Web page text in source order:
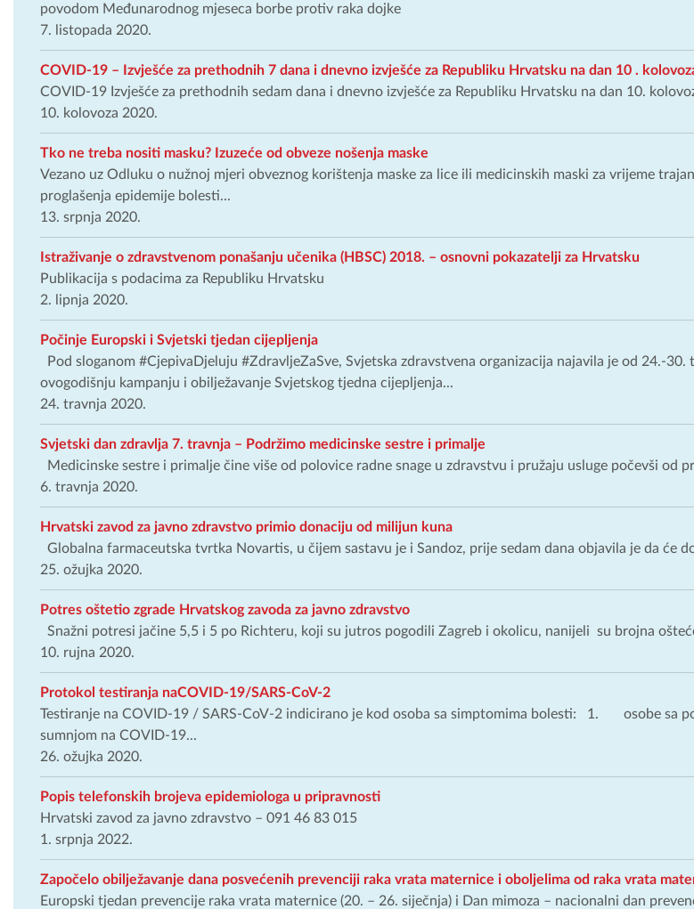
povodom Međunarodnog mjeseca borbe protiv raka dojke
7. listopada 2020.
COVID-19 – Izvješće za prethodnih 7 dana i dnevno izvješće za Republiku Hrvatsku na dan 10 .
COVID-19 Izvješće za prethodnih sedam dana i dnevno izvješće za Republiku Hrvatsku na dan 10.
10. kolovoza 2020.
Tko ne treba nositi masku? Izuzeće od obveze nošenja maske
Vezano uz Odluku o nužnoj mjeri obveznog korištenja maske za lice ili medicinskih maski za vrijeme
proglašenja epidemije bolesti...
13. srpnja 2020.
Istraživanje o zdravstvenom ponašanju učenika (HBSC) 2018. – osnovni pokazatelji za Hrvatsku
Publikacija s podacima za Republiku Hrvatsku
2. lipnja 2020.
Počinje Europski i Svjetski tjedan cijepljenja
Pod sloganom #CjepivaDjeluju #ZdravljeZaSve, Svjetska zdravstvena organizacija najavila je od 24.-30.
ovogodišnju kampanju i obilježavanje Svjetskog tjedna cijepljenja...
24. travnja 2020.
Svjetski dan zdravlja 7. travnja – Podržimo medicinske sestre i primalje
Medicinske sestre i primalje čine više od polovice radne snage u zdravstvu i pružaju usluge počevši od
6. travnja 2020.
Hrvatski zavod za javno zdravstvo primio donaciju od milijun kuna
Globalna farmaceutska tvrtka Novartis, u čijem sastavu je i Sandoz, prije sedam dana objavila je da će
25. ožujka 2020.
Potres oštetio zgrade Hrvatskog zavoda za javno zdravstvo
Snažni potresi jačine 5,5 i 5 po Richteru, koji su jutros pogodili Zagreb i okolicu, nanijeli su brojna
10. rujna 2020.
Protokol testiranja naCOVID-19/SARS-CoV-2
Testiranje na COVID-19 / SARS-CoV-2 indicirano je kod osoba sa simptomima bolesti: 1. osobe sa
sumnjom na COVID-19...
26. ožujka 2020.
Popis telefonskih brojeva epidemiologa u pripravnosti
Hrvatski zavod za javno zdravstvo – 091 46 83 015
1. srpnja 2022.
Započelo obilježavanje dana posvećenih prevenciji raka vrata maternice i oboljelima od raka vrata
Europski tjedan prevencije raka vrata maternice (20. – 26. siječnja) i Dan mimoza – nacionalni dan